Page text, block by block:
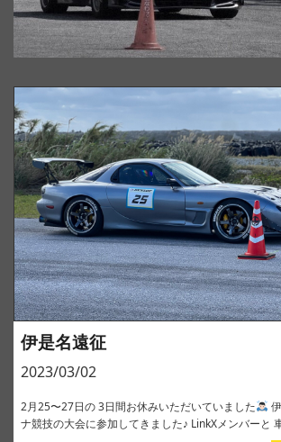
伊是名遠征
2023/03/02
2月25〜27日の 3日間お休みいただいていました
ナ競技の大会に参加してきました♪ LinkXメンバーと